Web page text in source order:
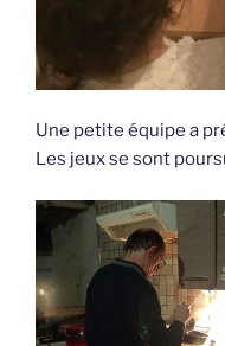
Une petite équipe a
Les jeux se sont